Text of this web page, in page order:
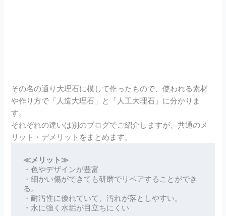
その名の通り大理石に模して作ったもので、使われる素材
や作り方で「人造大理石」と「人工大理石」に分かりま
す。
それぞれの違いは別のブログでご紹介しますが、共通のメ
リット・デメリットをまとめます。
≪メリット≫
・色やデザインが豊富
・細かい傷ができても研磨でリペアすることができ
る。
・耐汚性に優れていて、汚れが落としやすい。
・水に強く水垢が目立ちにくい